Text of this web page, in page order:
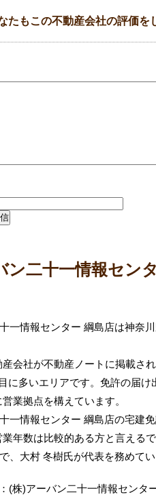
たもこの不動産会社の評価を
ン二十一情報セン
一情報センター 綱島店は神奈
会社が不動産ノートに掲載さ
に多いエリアです。免許の届け
業拠点を構えています。
一情報センター 綱島店の宅建
年数は比較的ある方と言えるで
、大村 冬樹氏が代表を務めてい
(株)アーバン二十一情報センタ